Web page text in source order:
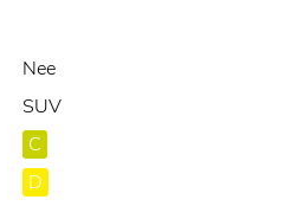
Nee
SUV
C
D